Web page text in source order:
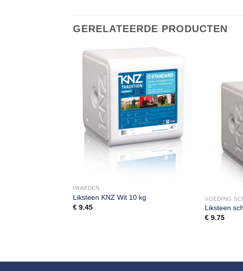
GERELATEERDE PRODUCTEN
PAARDEN
Liksteen KNZ Wit 10 kg
€9.45
VOEDING
Liksteen
€ 9.75